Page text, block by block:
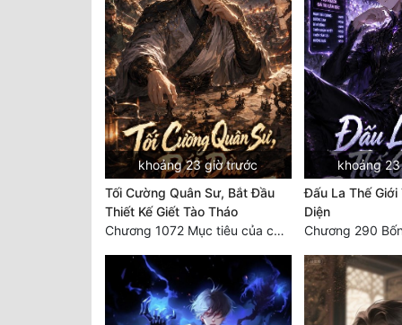
khoảng 23 giờ trước
Tối Cường Quân Sư, Bắt Đầu
Thiết Kế Giết Tào Tháo
Chương 1072 Mục tiêu của chúng ta là biển sao trời (2/2)
khoảng
Đấu La Thế Giới
Diện